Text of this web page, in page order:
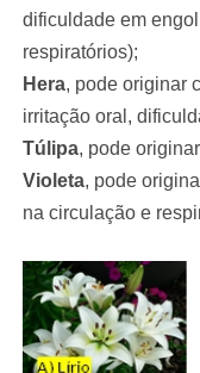
dificuldade em
respiratórios);
Hera, pode originar
irritação oral,
Túlipa, pode
Violeta, pode
na circulação e